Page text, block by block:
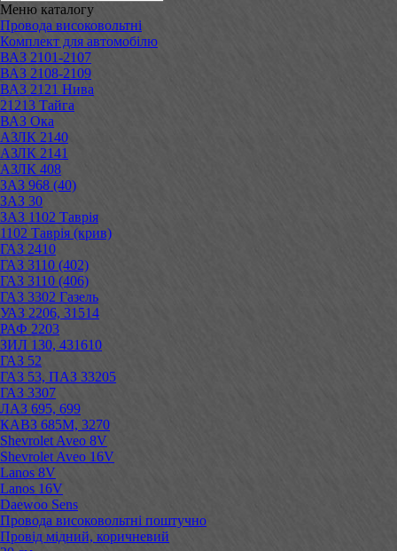
Меню каталогу
Провода високовольтні
Комплект для автомобілю
ВАЗ 2101-2107
ВАЗ 2108-2109
ВАЗ 2121 Нива
21213 Тайга
ВАЗ Ока
АЗЛК 2140
АЗЛК 2141
АЗЛК 408
ЗАЗ 968 (40)
ЗАЗ 30
ЗАЗ 1102 Таврія
1102 Таврія (крив)
ГАЗ 2410
ГАЗ 3110 (402)
ГАЗ 3110 (406)
ГАЗ 3302 Газель
УАЗ 2206, 31514
РАФ 2203
ЗИЛ 130, 431610
ГАЗ 52
ГАЗ 53, ПАЗ 33205
ГАЗ 3307
ЛАЗ 695, 699
КАВЗ 685М, 3270
Shevrolet Aveo 8V
Shevrolet Aveo 16V
Lanos 8V
Lanos 16V
Daewoo Sens
Провода високовольтні поштучно
Провід мідний, коричневий